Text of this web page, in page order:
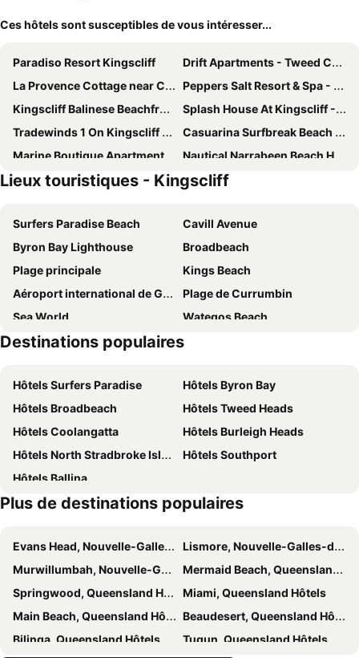
Ces hôtels sont susceptibles de vous intéresser...
Paradiso Resort Kingscliff
Drift Apartments - Tweed Coast Holidays
La Provence Cottage near Coolangatta and Byron Bay
Peppers Salt Resort & Spa - Lagoon pool access 2 br spa suite
Kingscliff Balinese Beachfront Retreat
Splash House At Kingscliff - Pet Friendly With Pool
Tradewinds 1 On Kingscliff Beach
Casuarina Surfbreak Beach House With Pool
Marine Boutique Apartments By Kingscliff Accommodation
Nautical Narrabeen Beach House
Salty Pause @ Bondi House
Kingscliff Paradise
Halcyon House
River Retreat Caravan Park
Bayswater Motel
The Sebel Twin Towns Coolangatta
The Sebel Twin Towns Coolangatta
Beachcomber International Resort
The Pink Hotel Coolangatta
Calypso Plaza Resort Unit 215
Cirrus @ Kirra-gchh，gold Coast
Beach House Seaside Resort
Kirra Surf Apartments
Sandpiper Beachfront House - Hastings Point
Aqua Solai Unit 9-gchh
Sand Castles On Currumbin Beach
The Edge Currumbin Hill -gchh Currumbin
The Hill Apartments
Bay of Palms
Palm Beach Hotel
The Imperial Hotel
Lieux touristiques - Kingscliff
Surfers Paradise Beach
Cavill Avenue
Byron Bay Lighthouse
Broadbeach
Plage principale
Kings Beach
Aéroport international de Gold Coast
Plage de Currumbin
Sea World
Wategos Beach
Oxenford
Coolangatta Beachfront Markets
Burleigh Heads
Palais des Congrès et des Expositions de Gold Coast
Kurrawa to Duranbah
Southport Airport
Advancetown
Worongary
Helensvale
Dive Byron Bay
Destinations populaires
Hôtels Surfers Paradise
Hôtels Byron Bay
Hôtels Broadbeach
Hôtels Tweed Heads
Hôtels Coolangatta
Hôtels Burleigh Heads
Hôtels North Stradbroke Island
Hôtels Southport
Hôtels Ballina
Plus de destinations populaires
Evans Head, Nouvelle-Galles-du-Sud Hôtels
Lismore, Nouvelle-Galles-du-Sud Hôtels
Murwillumbah, Nouvelle-Galles-du-Sud Hôtels
Mermaid Beach, Queensland Hôtels
Springwood, Queensland Hôtels
Miami, Queensland Hôtels
Main Beach, Queensland Hôtels
Beaudesert, Queensland Hôtels
Bilinga, Queensland Hôtels
Tugun, Queensland Hôtels